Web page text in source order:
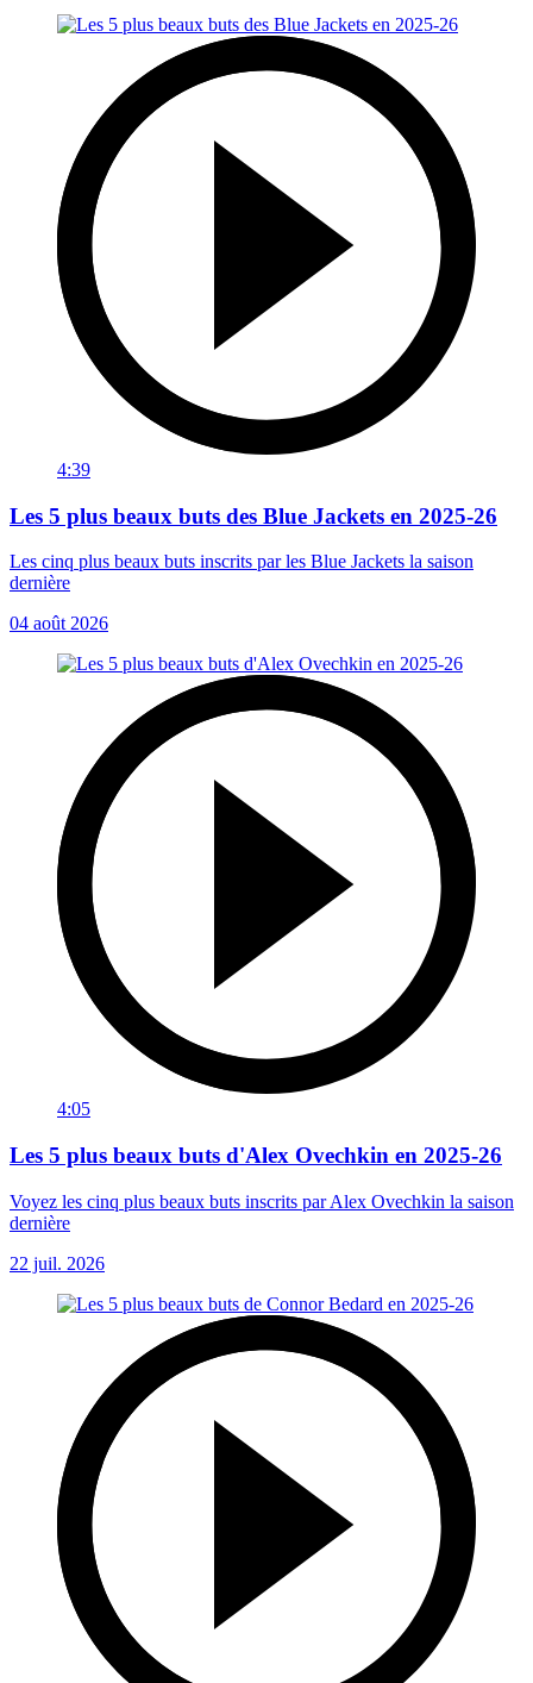
4:39
Les 5 plus beaux buts des Blue Jackets en 2025-26
Les cinq plus beaux buts inscrits par les Blue Jackets la saison
dernière
04 août 2026
4:05
Les 5 plus beaux buts d'Alex Ovechkin en 2025-26
Voyez les cinq plus beaux buts inscrits par Alex Ovechkin la saison
dernière
22 juil. 2026